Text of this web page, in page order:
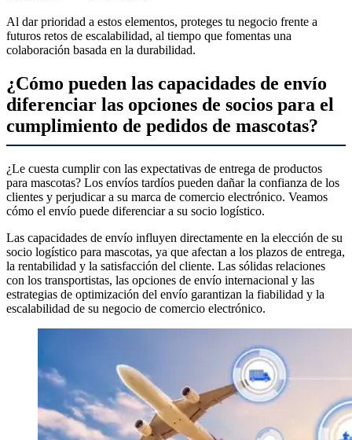
Al dar prioridad a estos elementos, proteges tu negocio frente a
futuros retos de escalabilidad, al tiempo que fomentas una
colaboración basada en la durabilidad.
¿Cómo pueden las capacidades de envío
diferenciar las opciones de socios para el
cumplimiento de pedidos de mascotas?
¿Le cuesta cumplir con las expectativas de entrega de productos
para mascotas? Los envíos tardíos pueden dañar la confianza de los
clientes y perjudicar a su marca de comercio electrónico. Veamos
cómo el envío puede diferenciar a su socio logístico.
Las capacidades de envío influyen directamente en la elección de su
socio logístico para mascotas, ya que afectan a los plazos de entrega,
la rentabilidad y la satisfacción del cliente. Las sólidas relaciones
con los transportistas, las opciones de envío internacional y las
estrategias de optimización del envío garantizan la fiabilidad y la
escalabilidad de su negocio de comercio electrónico.